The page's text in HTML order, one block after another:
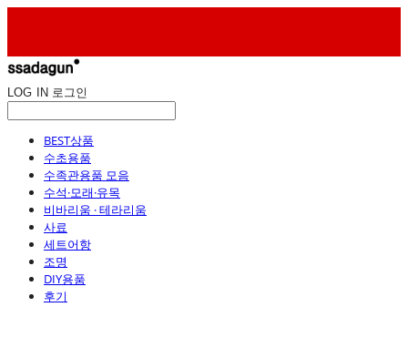
LOG IN 로그인
BEST상품
수초용품
수족관용품 모음
수석·모래·유목
비바리움 · 테라리움
사료
세트어항
조명
DIY용품
후기